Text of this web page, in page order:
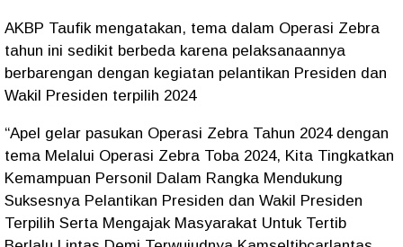
AKBP Taufik mengatakan, tema dalam Operasi Zebra
tahun ini sedikit berbeda karena pelaksanaannya
berbarengan dengan kegiatan pelantikan Presiden dan
Wakil Presiden terpilih 2024
“Apel gelar pasukan Operasi Zebra Tahun 2024 dengan
tema Melalui Operasi Zebra Toba 2024, Kita Tingkatkan
Kemampuan Personil Dalam Rangka Mendukung
Suksesnya Pelantikan Presiden dan Wakil Presiden
Terpilih Serta Mengajak Masyarakat Untuk Tertib